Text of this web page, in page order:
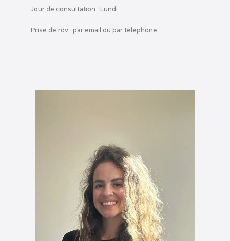
Jour de consultation : Lundi
Prise de rdv : par email ou par téléphone